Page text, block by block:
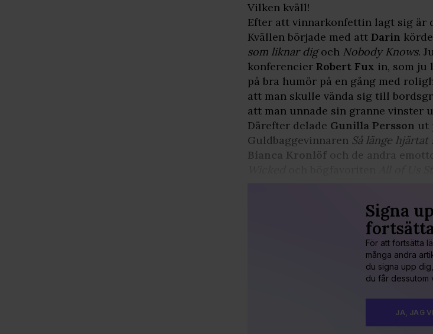
Vilken kväll!
Efter att vinnarkonfettin lagt sig är
Kvällen började med att Darin
som liknar digoch Nobody Knows.
konferencier Robert Fux in, som ju
på bra humör på en gång med
att man skulle vända sig till
att man unnade sin granne vinster
Därefter delade Gunilla Persson ut
Guldbaggevinnaren Så länge hjärtat
Bianca Kronlöfoch de andra
Signa
För att fortsätta
många andra
du signa upp
du får dessutom
JA, JAG